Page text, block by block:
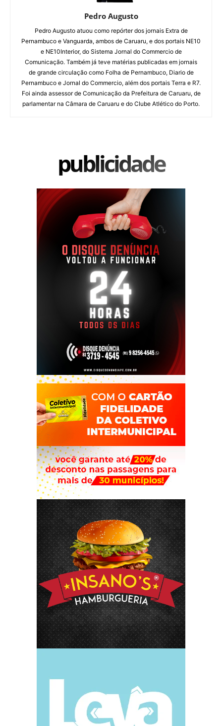
Pedro Augusto
Pedro Augusto atuou como repórter dos jornais Extra de
Pernambuco e Vanguarda, ambos de Caruaru, e dos portais NE10
e NE10Interior, do Sistema Jornal do Commercio de
Comunicação. Também já teve matérias publicadas em jornais
de grande circulação como Folha de Pernambuco, Diario de
Pernambuco e Jornal do Commercio, além dos portais Terra e R7.
Foi ainda assessor de Comunicação da Prefeitura de Caruaru, de
parlamentar na Câmara de Caruaru e do Clube Atlético do Porto.
publicidade